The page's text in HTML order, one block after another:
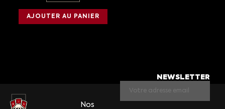
AJOUTER AU PANIER
Nos
NEWSLETTER